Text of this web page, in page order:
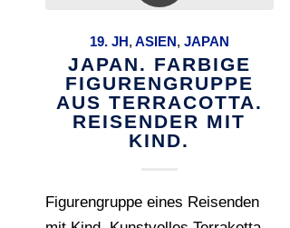
19. JH,ASIEN, JAPAN
JAPAN. FARBIGE
FIGURENGRUPPE
AUS TERRACOTTA.
REISENDER MIT
KIND.
Figurengruppe eines Reisenden